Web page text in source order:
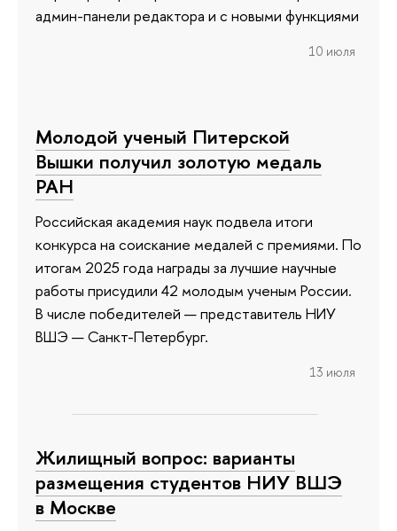
админ-панели редактора и с новыми функциями
10 июля
Молодой ученый Питерской
Вышки получил золотую медаль
РАН
Российская академия наук подвела итоги
конкурса на соискание медалей с премиями. По
итогам 2025 года награды за лучшие научные
работы присудили 42 молодым ученым России.
В числе победителей — представитель НИУ
ВШЭ — Санкт-Петербург.
13 июля
Жилищный вопрос: варианты
размещения студентов НИУ ВШЭ
в Москве